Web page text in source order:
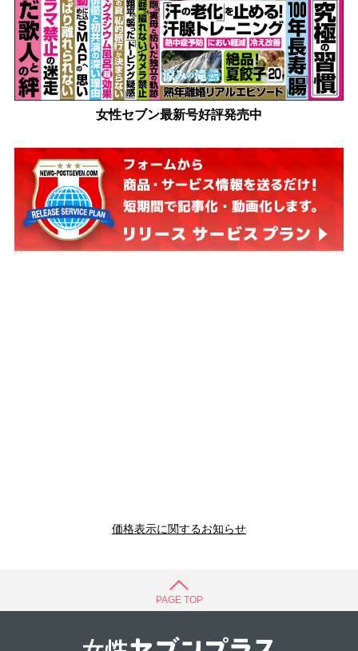
女性セブン最新号好評発売中
価格表示に関するお知らせ
PAGE TOP